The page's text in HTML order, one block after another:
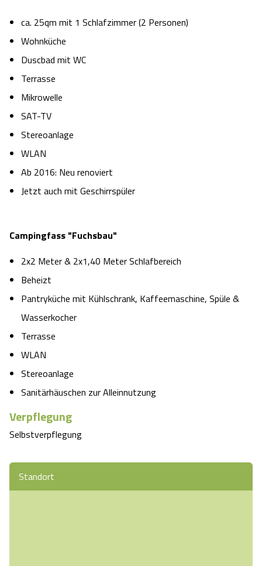
ca. 25qm mit 1 Schlafzimmer (2 Personen)
Wohnküche
Duscbad mit WC
Terrasse
Mikrowelle
SAT-TV
Stereoanlage
WLAN
Ab 2016: Neu renoviert
Jetzt auch mit Geschirrspüler
Campingfass "Fuchsbau"
2x2 Meter & 2x1,40 Meter Schlafbereich
Beheizt
Pantryküche mit Kühlschrank, Kaffeemaschine, Spüle &
Wasserkocher
Terrasse
WLAN
Stereoanlage
Sanitärhäuschen zur Alleinnutzung
Verpflegung
Selbstverpflegung
Standort